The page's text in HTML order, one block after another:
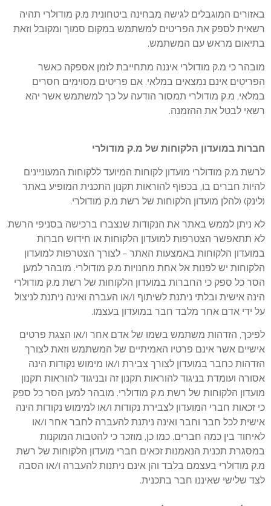
באזורים המוגבלים לגישה מבחינה ביטחונית מ.ק מודולרי תהיה
רשאית לספק את הפריטים למשתמש במקום סמוך ומקובל וזאת
בתיאום מראש עם המשתמש.
מובהר כי מ.ק מודולרי איננה מתחייבת לזמן אספקה כאשר
הפריטים אינם נמצאים במלאי. אם פריטים מסוימים חסרים
במלאי, מ.ק מודולרי תמסור הודעה על כך למשתמש אשר יהא
רשאי לבטל את ההזמנה.
חברות במועדון הלקוחות של מ.ק מודולרי
לרשת מ.ק מודולרי מועדון לקוחות המיועד ללקוחות המעוניינים
להיות חברים בו, בכפוף להוראות תקנון התכנית המופיע באתר
(לינק) (להלן מועדון הלקוחות של רשת מ.ק מודולרי.
לא ניתן לממש באתר את הנקודות שנצברו ברכישה בסניפי הרשת.
לא תתאפשר הצטרפות למועדון הלקוחות או חידוש חברות
במועדון הלקוחות באמצעות האתר – לצורך הצטרפות למועדון
הלקוחות יש לפנות אל אחת מחנויות מ.ק מודולרי. מובהר למען
הסר כל ספק כי החברות במועדון הלקוחות של רשת מ.ק מודולרי
הינה אישית ובלתי ניתנת לשיתוף ו/או העברה ואינה ניתנת לניצול
על ידי אדם אחר מלבד חבר במועדון בעצמו.
לפיכך, הזדהות משתמש בשמו של אדם אחר ו/או הצגת פרטים
אישיים אשר אינם פרטיו האמיתיים של המשתמש וזאת לצורך
הזדהות כחבר במועדון לצורך צבירת ו/או מימוש נקודות הינה
אסורה ועומדת בניגוד להוראות תקנון זה ובניגוד להוראות תקנון
מועדון הלקוחות של רשת מ.ק מודולרי. מובהר למען הסר כל ספק
כי זכאות חברי המועדון לצבירת נקודות ו/או למימוש נקודות הינה
אישית לכל חבר וחבר ואינה ניתנת להעברה לחבר אחר ו/או
לאיחוד בין כמה חברים. כמו כן, מוזכר כי להטבות המוקנות
במסגרת תכנית הנאמנות זכאים חברי מועדון הלקוחות של רשת
מ.ק מודולרי בעצמם בלבד והן אינם ניתנות להעברה ו/או הסבה
לצד שלישי שאיננו חבר בתכנית.